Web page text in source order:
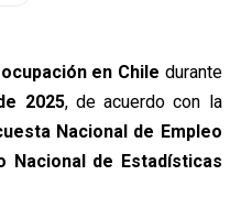
en Chile durante
2025, de acuerdo con la
Nacional de Empleo
Nacional de Estadísticas